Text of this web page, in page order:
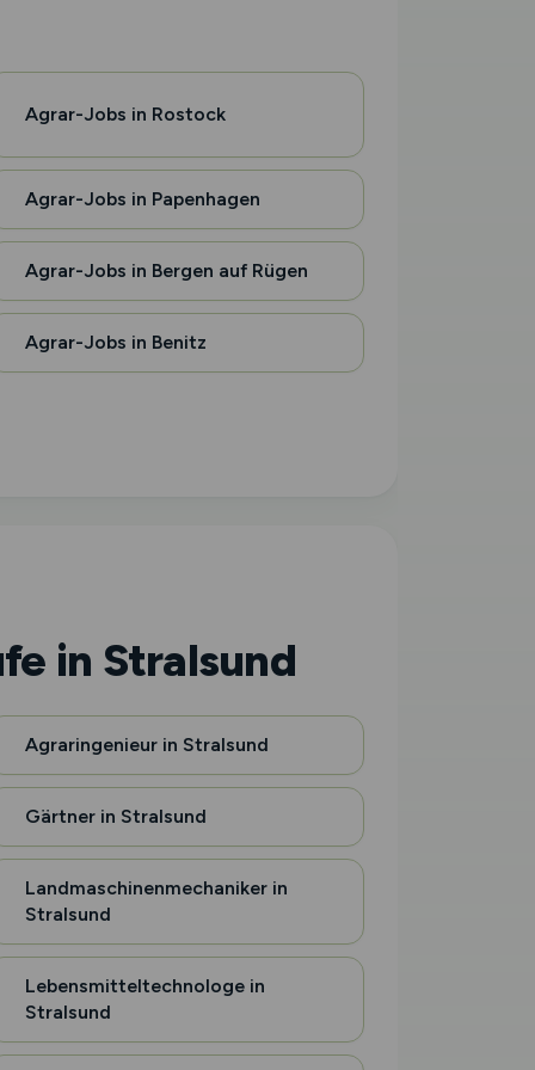
Agrar-Jobs in Rostock
Agrar-Jobs in Papenhagen
Agrar-Jobs in Bergen auf Rügen
Agrar-Jobs in Benitz
in Stralsund
Agraringenieur in Stralsund
Gärtner in Stralsund
Landmaschinenmechaniker in
Stralsund
Lebensmitteltechnologe in
Stralsund